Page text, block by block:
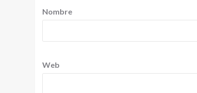
Nombre
Web